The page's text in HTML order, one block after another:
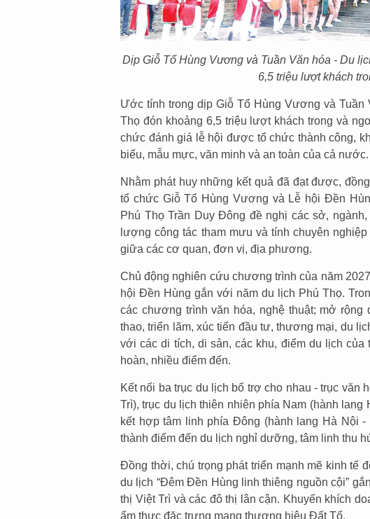
Dịp Giỗ Tổ Hùng Vương và Tuần Văn hóa - Du
6,5 triệu lượt khách
Ước tính trong dịp Giỗ Tổ Hùng Vương và
Thọ đón khoảng 6,5 triệu lượt khách trong và
chức đánh giá lễ hội được tổ chức thành công,
biểu, mẫu mực, văn minh và an toàn của cả nước.
Nhằm phát huy những kết quả đã đạt được,
tổ chức Giỗ Tổ Hùng Vương và Lễ hội Đền
Phú Thọ Trần Duy Đông đề nghị các sở,
lượng công tác tham mưu và tính chuyên
giữa các cơ quan, đơn vị, địa phương.
Chủ động nghiên cứu chương trình của năm
hội Đền Hùng gắn với năm du lịch Phú Thọ.
các chương trình văn hóa, nghệ thuật; mở
thao, triển lãm, xúc tiến đầu tư, thương mại, du
với các di tích, di sản, các khu, điểm du lịch
hoàn, nhiều điểm đến.
Kết nối ba trục du lịch bổ trợ cho nhau - trục văn
Trì), trục du lịch thiên nhiên phía Nam (hành
kết hợp tâm linh phía Đông (hành lang Hà Nội
thành điểm đến du lịch nghỉ dưỡng, tâm linh thu
Đồng thời, chú trọng phát triển mạnh mẽ kinh tế
du lịch “Đêm Đền Hùng linh thiêng nguồn cội”
thị Việt Trì và các đô thị lân cận. Khuyến khích
ẩm thực đặc trưng mang thương hiệu Đất Tổ.